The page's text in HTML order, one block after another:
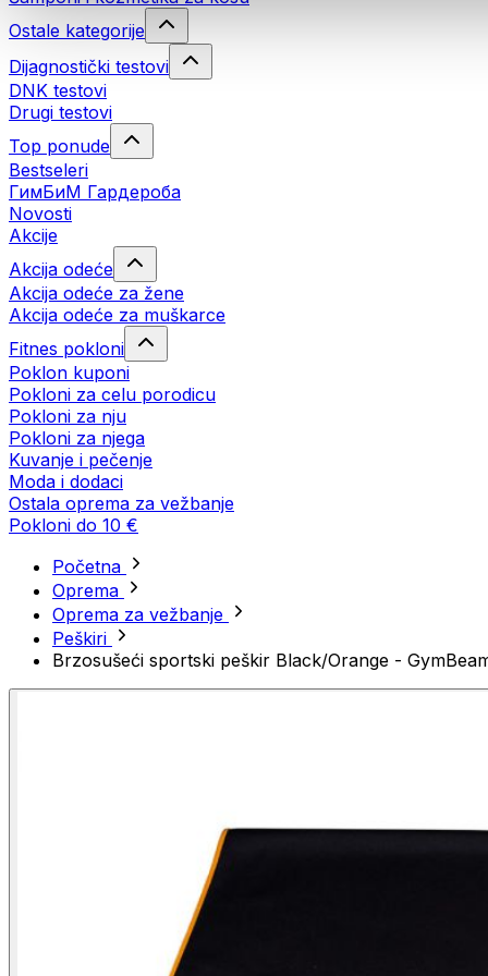
Ostale kategorije
Dijagnostički testovi
DNK testovi
Drugi testovi
Top ponude
Bestseleri
ГимБиМ Гардeробa
Novosti
Akcije
Akcija odeće
Akcija odeće za žene
Akcija odeće za muškarce
Fitnes pokloni
Poklon kuponi
Pokloni za celu porodicu
Pokloni za nju
Pokloni za njega
Kuvanje i pečenje
Moda i dodaci
Ostala oprema za vežbanje
Pokloni do 10 €
Početna
Oprema
Oprema za vežbanje
Peškiri
Brzosušeći sportski peškir Black/Orange -